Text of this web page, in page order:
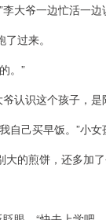
大爷一边忙活一
过来。
。”
认识这个孩子，
自己买早饭。”小女
的煎饼，还多加了